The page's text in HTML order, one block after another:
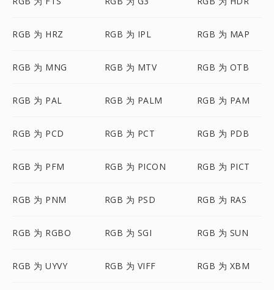
RGB 为 HRZ RGB 为 IPL RGB 为 MAP
RGB 为 MNG RGB 为 MTV RGB 为 OTB
RGB 为 PAL RGB 为 PALM RGB 为 PAM
RGB 为 PCD RGB 为 PCT RGB 为 PDB
RGB 为 PFM RGB 为 PICON RGB 为 PICT
RGB 为 PNM RGB 为 PSD RGB 为 RAS
RGB 为 RGBO RGB 为 SGI RGB 为 SUN
RGB 为 UYVY RGB 为 VIFF RGB 为 XBM